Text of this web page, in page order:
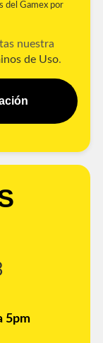
del Gamex por
nuestra
de Uso.
5pm